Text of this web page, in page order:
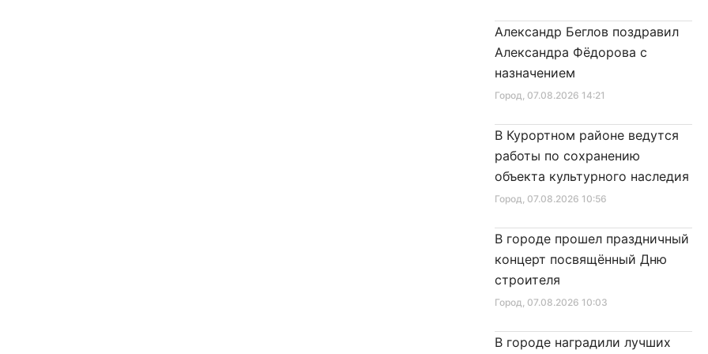
цене пятнадцать тысяч рублей. Как правило, передача приобретённого
Город, 07.08.2026 14:21
Александр Беглов поздравил
Александра Фёдорова с
назначением
Город, 07.08.2026 10:56
В Курортном районе ведутся
работы по сохранению
объекта культурного наследия
Город, 07.08.2026 10:03
В городе прошел праздничный
концерт посвящённый Дню
строителя
В городе наградили лучших